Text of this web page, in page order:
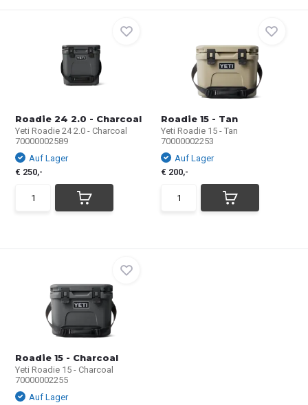
Roadie 24 2.0 - Charcoal
Yeti Roadie 24 2.0 - Charcoal
70000002589
Auf Lager
€ 250,-
Roadie 15 - Tan
Yeti Roadie 15 - Tan
70000002253
Auf Lager
€ 200,-
Roadie 15 - Charcoal
Yeti Roadie 15 - Charcoal
70000002255
Auf Lager